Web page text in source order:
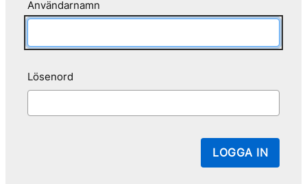
Användarnamn
Lösenord
LOGGA IN